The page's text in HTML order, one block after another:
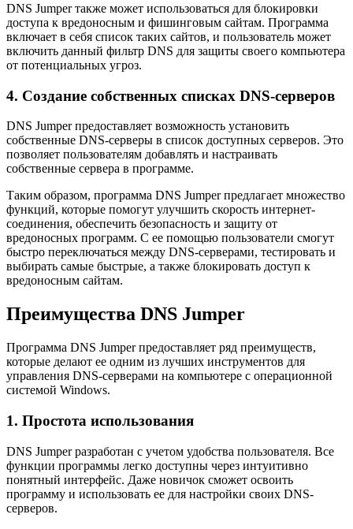
DNS Jumper также может использоваться для блокировки
доступа к вредоносным и фишинговым сайтам. Программа
включает в себя список таких сайтов, и пользователь может
включить данный фильтр DNS для защиты своего компьютера
от потенциальных угроз.
4. Создание собственных списках DNS-серверов
DNS Jumper предоставляет возможность установить
собственные DNS-серверы в список доступных серверов. Это
позволяет пользователям добавлять и настраивать
собственные сервера в программе.
Таким образом, программа DNS Jumper предлагает множество
функций, которые помогут улучшить скорость интернет-
соединения, обеспечить безопасность и защиту от
вредоносных программ. С ее помощью пользователи смогут
быстро переключаться между DNS-серверами, тестировать и
выбирать самые быстрые, а также блокировать доступ к
вредоносным сайтам.
Преимущества DNS Jumper
Программа DNS Jumper предоставляет ряд преимуществ,
которые делают ее одним из лучших инструментов для
управления DNS-серверами на компьютере с операционной
системой Windows.
1. Простота использования
DNS Jumper разработан с учетом удобства пользователя. Все
функции программы легко доступны через интуитивно
понятный интерфейс. Даже новичок сможет освоить
программу и использовать ее для настройки своих DNS-
серверов.